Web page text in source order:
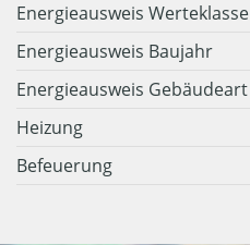
Energieausweis Werteklasse
Energieausweis Baujahr
Energieausweis Gebäudeart
Heizung
Befeuerung